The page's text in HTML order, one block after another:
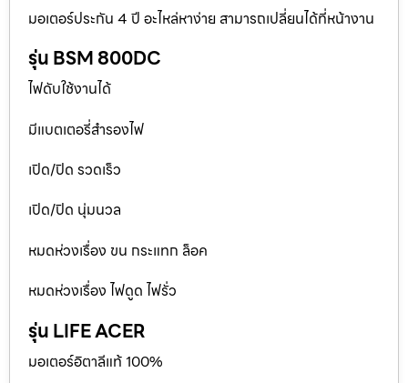
มอเตอร์ประกัน 4 ปี อะไหล่หาง่าย สามารถเปลี่ยนได้ที่หน้างาน
รุ่น BSM 800DC
ไฟดับใช้งานได้
มีแบตเตอรี่สำรองไฟ
เปิด/ปิด รวดเร็ว
เปิด/ปิด นุ่มนวล
หมดห่วงเรื่อง ขน กระแทก ล็อค
หมดห่วงเรื่อง ไฟดูด ไฟรั่ว
รุ่น LIFE ACER
มอเตอร์อิตาลีแท้ 100%